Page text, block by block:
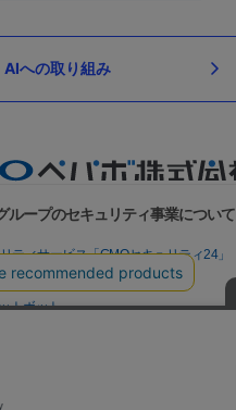
AIへの取り組み
ループのセキュリティ事業について
ティサービス「GMOセキュリティ24」
Webサイトリスク診断
トボット
Security）